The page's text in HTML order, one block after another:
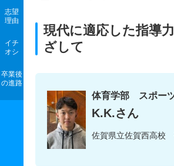
志望
理由
イチ
オシ
卒業後
の進路
現代に適応した指導
ざして
体育学部 スポー
K.K.さん
佐賀県立佐賀西高校